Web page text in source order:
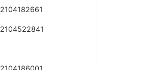
2104182661
2104522841
2104186001